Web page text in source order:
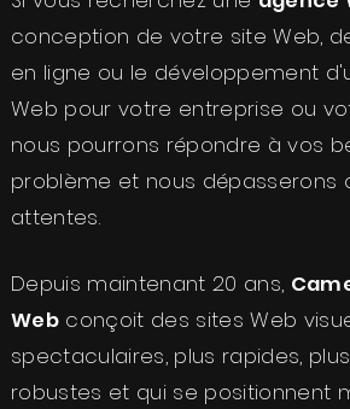
conception de votre site Web,
en ligne ou le développement
Web pour votre entreprise ou
nous pourrons répondre à vos
problème et nous dépasserons
attentes.
Depuis maintenant 20 ans,
Webconçoit des sites Web
spectaculaires, plus rapides,
robustes et qui se positionnent